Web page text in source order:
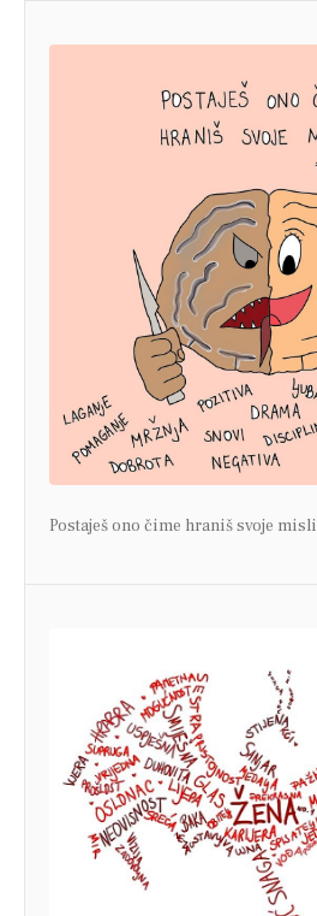
Postaješ ono čime hraniš svoje misli